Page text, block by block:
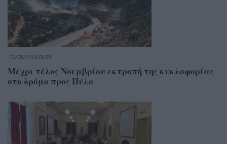
05/08/2026 09:58
Μέχρι τέλος Νοεμβρίου εκτροπή της κυκλοφορίας
στο δρόμο προς Πύλο